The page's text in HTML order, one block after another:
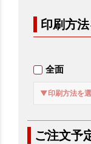
印刷方
全面
▼印刷方法を
ご注文予